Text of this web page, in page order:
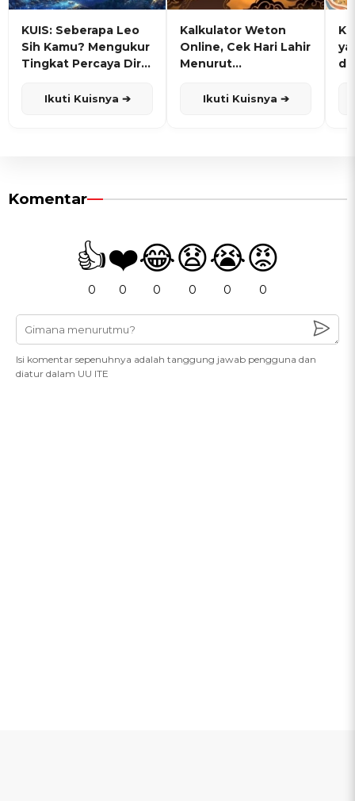
KUIS: Seberapa Leo
Sih Kamu? Mengukur
Tingkat Percaya Diri
Ikuti Kuisnya ➔
Kalkulator Weton
Online, Cek Hari Lahir
Menurut
Ikuti Kuisnya ➔
Komentar
👍
0
❤️
0
😂
0
😧
0
😭
0
😡
0
Isi komentar sepenuhnya adalah tanggung jawab pengguna dan
diatur dalam UU ITE